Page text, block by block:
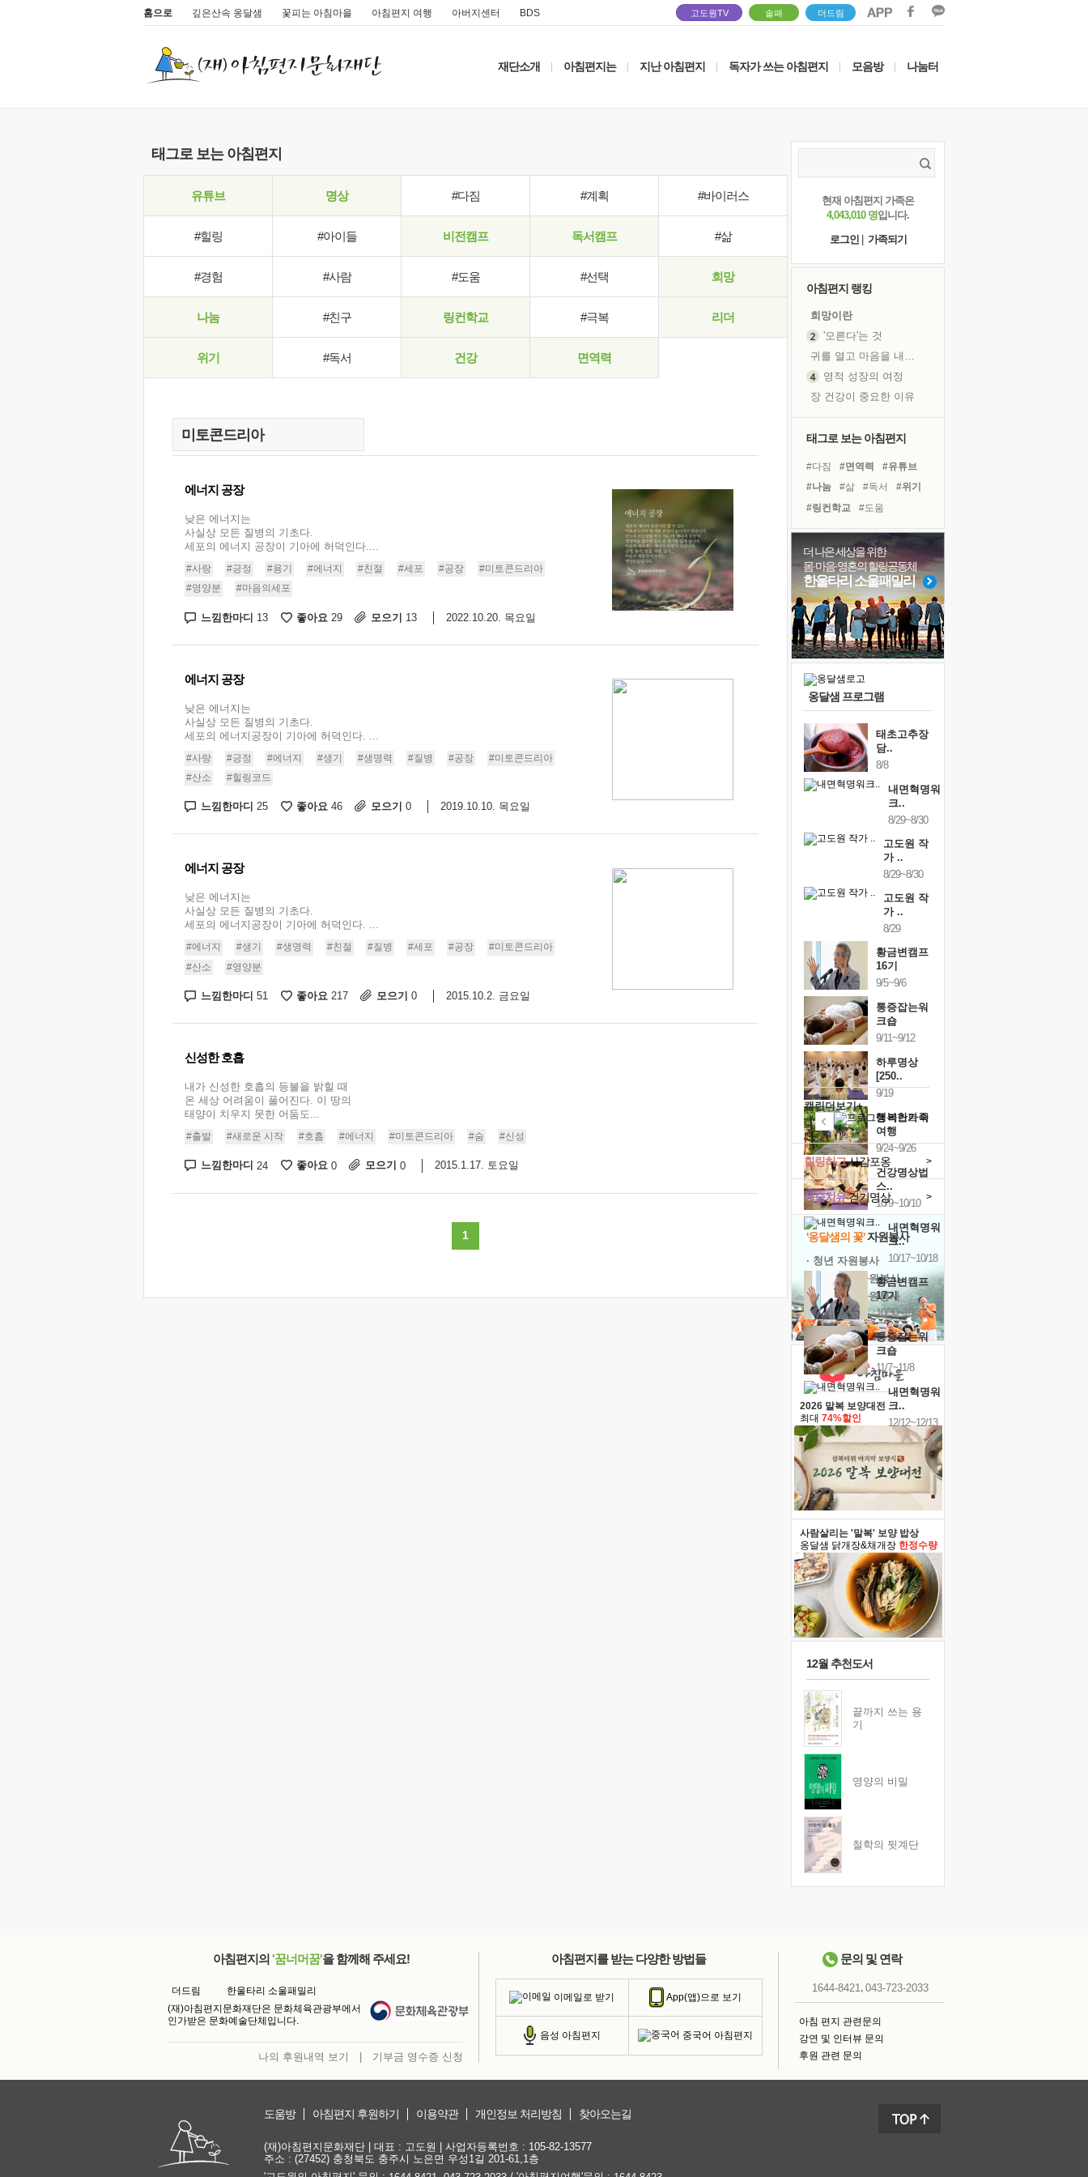
홈으로 깊은산속 옹달샘 꽃피는 아침마을 아침편지 여행 아버지센터 BDS 고도원TV 솔패 더드림
재단소개 아침편지는 지난 아침편지 독자가 쓰는 아침편지 모음방 나눔터
태그로 보는 아침편지
유튜브 명상 #다짐 #계획 #바이러스
#힐링 #아이들 비전캠프 독서캠프 #삶
#경험 #사람 #도움 #선택 희망
나눔 #친구 링컨학교 #극복 리더
위기 #독서 건강 면역력
에너지 공장
낮은 에너지는
사실상 모든 질병의 기초다.
세포의 에너지 공장이 기아에 허덕인다....
#사랑 #긍정 #용기 #에너지 #친절 #세포 #공장
#미토콘드리아
#영양분
#마음의세포
느낌한마디 13 좋아요 29 모으기 13 2022.10.20. 목요일
에너지 공장
낮은 에너지는
사실상 모든 질병의 기초다.
세포의 에너지공장이 기아에 허덕인다. ...
#사랑 #긍정 #에너지 #생기 #생명력 #질병 #공장
#미토콘드리아
#산소
#힐링코드
느낌한마디 25 좋아요 46 모으기 0 2019.10.10. 목요일
에너지 공장
낮은 에너지는
사실상 모든 질병의 기초다.
세포의 에너지공장이 기아에 허덕인다. ...
#에너지 #생기 #생명력 #친절 #질병 #세포 #공장
#미토콘드리아
#산소
#영양분
느낌한마디 51 좋아요 217 모으기 0 2015.10.2. 금요일
신성한 호흡
내가 신성한 호흡의 등불을 밝힐 때
온 세상 어려움이 풀어진다. 이 땅의
태양이 치우지 못한 어둠도...
#출발 #새로운 시작 #호흡 #에너지 #미토콘드리아 #숨 #신성
느낌한마디 24 좋아요 0 모으기 0 2015.1.17. 토요일
1
현재 아침편지 가족은
4,043,010 명입니다.
로그인
가족되기
아침편지 랭킹
희망이란
'모른다'는 것
귀를 열고 마음을 내어주고
영적 성장의 여정
장 건강이 중요한 이유
흙이 된 몸으로 출근하는 여자
꿈이 실제가 되는 것
'말 타는 법'을 먼저
졸업식 사진을 보며
극심한 변비, 어깨결림, 수면 장애
아픈 아버지를 위한 공간 설계
슬럼프
보고 싶은 어머니
못된 꼰대들
태그로 보는 아침편지
#다짐 #면역력
#유튜브
#나눔
#삶 #독서
#위기
#링컨학교
#도움
#사람
#명상
#건강
#경험
#아이들
#희망
#독서캠프
#힐링
#리더
#비전캠프
#계획 #선택
더 나은 세상을 위한
몸·마음·영혼의 힐링공동체
한울타리 소울패밀리
옹달샘 프로그램
태초고추장
담..
8/8
내면혁명워
크..
8/29~8/30
고도원 작
가 ..
8/29~8/30
고도원 작
가 ..
8/29
황금변캠프
16기
9/5~9/6
통증잡는워
크숍
9/11~9/12
하루명상
[250..
9/19
행복한가족
여행
9/24~9/26
건강명상법
스..
10/9~10/10
내면혁명워
크..
10/17~10/18
황금변캠프
17기
10/30~10/31
통증잡는워
크숍
11/7~11/8
내면혁명워
크..
12/12~12/13
캘린더보기+
예술치유걷기명상 >
힐링허그사감포옹 >
'옹달샘의 꽃'자원봉사
· 청년 자원봉사
· 금빛청년 자원봉사
· 음식연구 자원봉사
2026 말복 보양대전
최대 74%할인
사람살리는 '말복' 보양 밥상
옹달샘 닭개장&채개장 한정수량
12월 추천도서
끝까지 쓰는 용
기
영양의 비밀
철학의 뒷계단
아침편지의 '꿈너머꿈'을 함께해 주세요!
더드림
한울타리 소울패밀리
(재)아침편지문화재단은 문화체육관광부에서
인가받은 문화예술단체입니다.
나의 후원내역 보기 기부금 영수증 신청
아침편지를 받는 다양한 방법들
이메일로 받기 App(앱)으로 보기
음성 아침편지 중국어 아침편지
문의 및 연락
1644-8421, 043-723-2033
아침 편지 관련문의
강연 및 인터뷰 문의
후원 관련 문의
도움방 아침편지 후원하기 이용약관 개인정보 처리방침 찾아오는길
(재)아침편지문화재단 | 대표 : 고도원 | 사업자등록번호 : 105-82-13577
주소 : (27452) 충청북도 충주시 노은면 우성1길 201-61,1층